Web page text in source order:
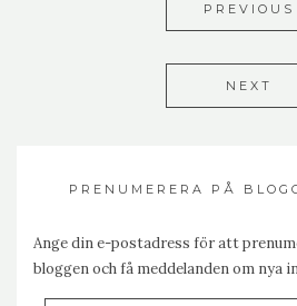
PREVIOUS
NEXT
PRENUMERERA PÅ
Ange din e-postadress för att
bloggen och få meddelanden om nya